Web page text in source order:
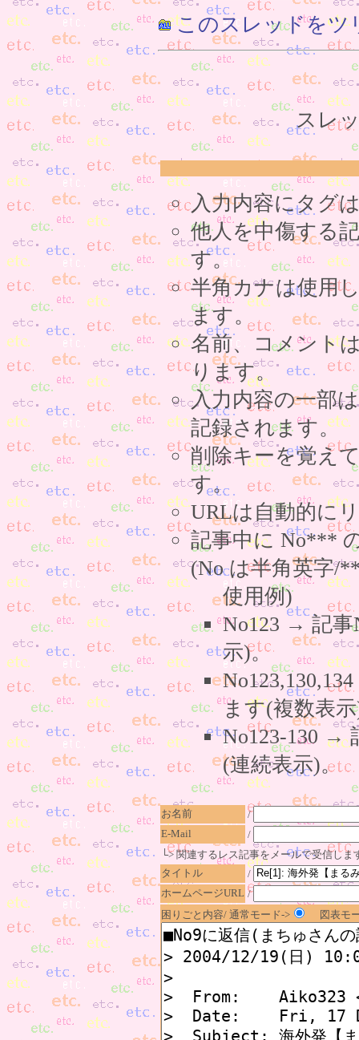
このスレッドをツ
スレ
入力内容にタグ
他人を中傷する
す。
半角カナは使用
ます。
名前、コメント
ります。
入力内容の一部
記録されます。
削除キーを覚え
す。
URLは自動的に
記事中に No***
(No は半角英字/
使用例)
No123 → 記事
示)。
ます(複数表
No123-130 →
(連続表示)。
お名前
/
E-Mail
/
└> 関連するレス記事をメールで受信しま
タイトル
/
ホームページURL /
困りごと内容/ 通常モード->
図表モ